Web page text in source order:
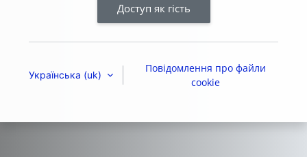
Доступ як гість
Українська ‎(uk)‎
Повідомлення про файли
cookie